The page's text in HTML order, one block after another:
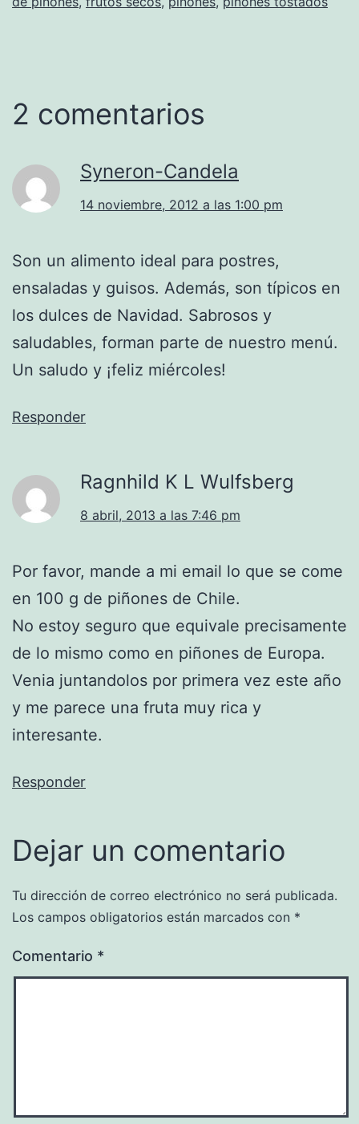
2 comentarios
Syneron-Candela
14 noviembre, 2012 a las 1:00 pm
Son un alimento ideal para postres,
ensaladas y guisos. Además, son típicos en
los dulces de Navidad. Sabrosos y
saludables, forman parte de nuestro menú.
Un saludo y ¡feliz miércoles!
Responder
Ragnhild K L Wulfsberg
8 abril, 2013 a las 7:46 pm
Por favor, mande a mi email lo que se come
en 100 g de piñones de Chile.
No estoy seguro que equivale precisamente
de lo mismo como en piñones de Europa.
Venia juntandolos por primera vez este año
y me parece una fruta muy rica y
interesante.
Responder
Dejar un comentario
Tu dirección de correo electrónico no será publicada.
Los campos obligatorios están marcados con *
Comentario *